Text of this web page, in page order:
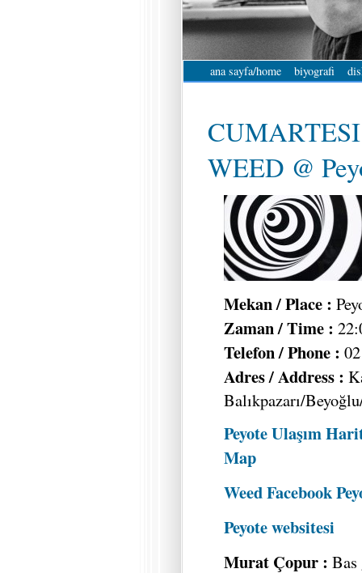
ana sayfa/home biyografi
WEED @
Mekan / Place :
Zaman / Time :
Telefon / Phone :
Adres / Address :
Balıkpazarı/
Peyote Ulaşım
Map
Weed Facebook
Peyote websitesi
Murat Çopur :